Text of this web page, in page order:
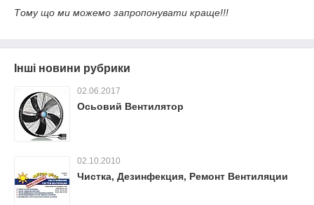
Тому що ми можемо запропонувати краще!!!
Інші новини рубрики
02.06.2017
Осьовий Вентилятор
02.10.2010
Чистка, Дезинфекция, Ремонт Вентиляции